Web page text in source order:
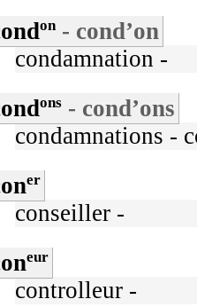
on- cond’on
condamnation -
ons - cond’ons
condamnations -
er
conseiller -
eur
controlleur -